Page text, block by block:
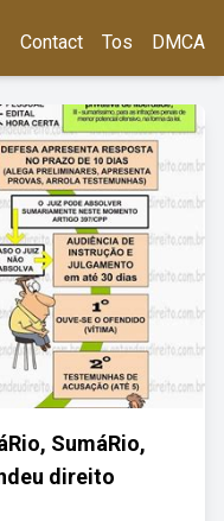
Contact Tos DMCA
SumáRio,
direito